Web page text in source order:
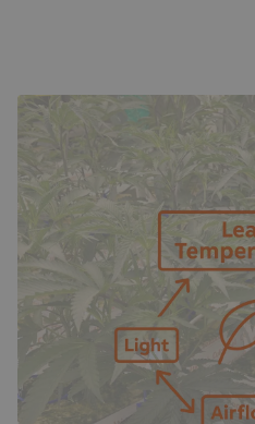
DE WETENSCHAP ACHTER
Bladtemperatuur weerspiegelt
vochtigheid, luchtstroom en
lichtintensiteit of straling hoog
de plant op. Als de vochtigheid
transpiratie snel toe,
Aan de andere kant beperkt
transpiratie, waardoor de plant
balans komt tot uitdrukking in
dampdrukdeficit (VPD), een
klimaatbeheer. VPD meet het
lucht en het vocht dat de lucht